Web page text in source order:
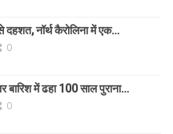
दहशत, नॉर्थ कैरोलिना में एक…
0
बारिश में ढहा 100 साल पुराना…
0